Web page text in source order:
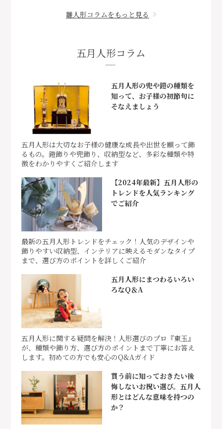
雛人形コラムをもっと見る
五月人形コラム
五月人形の兜や鎧の種類を
知って、お子様の初節句に
そなえましょう
五月人形は大切なお子様の健康な成長や出世を願って飾
るもの。鎧飾りや兜飾り、収納型など、多彩な種類や特
徴をわかりやすくご紹介します
【2024年最新】五月人形の
トレンドを人気ランキング
でご紹介
最新の五月人形トレンドをチェック！人気のデザインや
飾りやすい収納型、インテリアに映えるモダンなタイプ
まで、選び方のポイントを詳しくご紹介
五月人形にまつわるいろい
ろなQ＆A
五月人形に関する疑問を解決！人形選びのプロ『東玉』
が、種類や飾り方、選び方のポイントまで丁寧にお答え
します。初めての方でも安心のQ&Aガイド
買う前に知っておきたい後
悔しないお祝い選び。五月人
形とはどんな意味を持つの
か？